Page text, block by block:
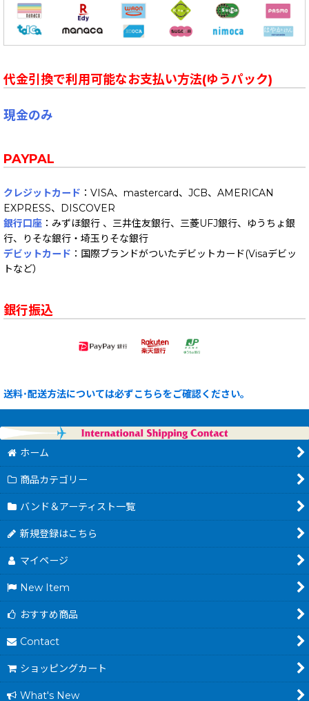
代金引換で利用可能なお支払い方法(ゆうパック)
現金のみ
PAYPAL
クレジットカード ：VISA、mastercard、JCB、AMERICAN
EXPRESS、DISCOVER
銀行口座 ：みずほ銀行 、三井住友銀行、三菱UFJ銀行、ゆうちょ銀
行、りそな銀行・埼玉りそな銀行
デビットカード ：国際ブランドがついたデビットカード(Visaデビッ
トなど）
銀行振込
送料･配送方法については必ずこちらをご確認ください。
ホーム
商品カテゴリー
バンド＆アーティスト一覧
新規登録はこちら
マイページ
New Item
おすすめ商品
Contact
ショッピングカート
What's New